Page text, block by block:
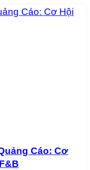
Cáo: Cơ